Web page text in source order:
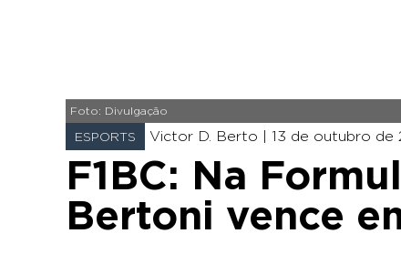
Foto: Divulgação
ESPORTS Victor D. Berto | 13 de outubro de
F1BC: Na
Bertoni vence